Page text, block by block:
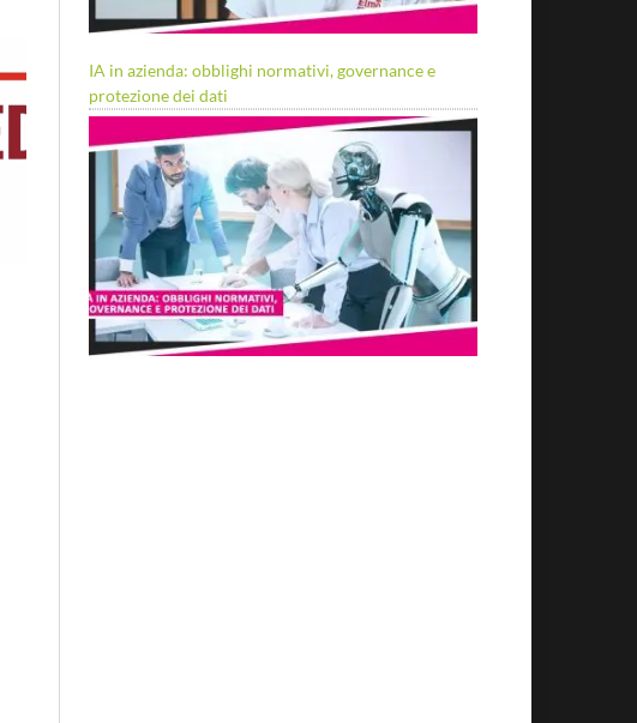
IA in azienda: obblighi normativi, governance e
protezione dei dati